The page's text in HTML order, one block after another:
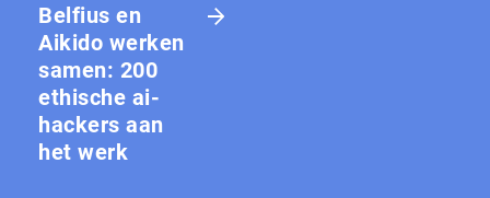
Belfius en
Aikido werken
samen: 200
ethische ai-
hackers aan
het werk